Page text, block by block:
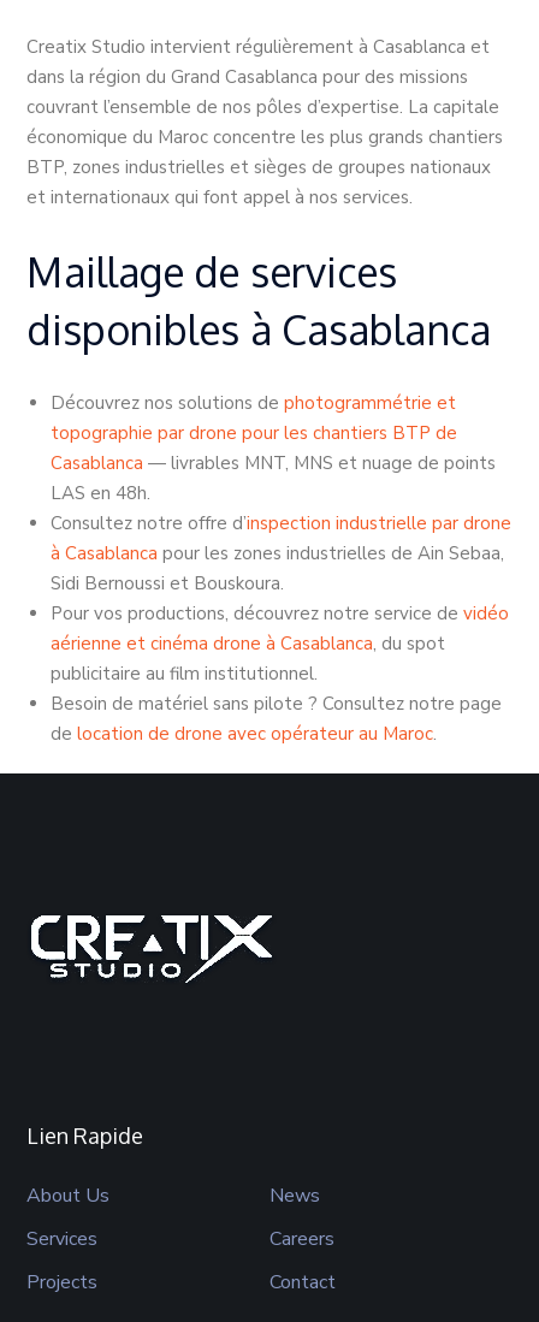
Creatix Studio intervient régulièrement à Casablanca et
dans la région du Grand Casablanca pour des missions
couvrant l’ensemble de nos pôles d’expertise. La capitale
économique du Maroc concentre les plus grands chantiers
BTP, zones industrielles et sièges de groupes nationaux
et internationaux qui font appel à nos services.
Maillage de services
disponibles à Casablanca
Découvrez nos solutions dephotogrammétrie et
topographie par drone pour les chantiers BTP de
Casablanca — livrables MNT, MNS et nuage de points
LAS en 48h.
Consultez notre offre d’inspection industrielle par drone
à Casablanca pour les zones industrielles de Ain Sebaa,
Sidi Bernoussi et Bouskoura.
Pour vos productions, découvrez notre service devidéo
aérienne et cinéma drone à Casablanca, du spot
publicitaire au film institutionnel.
Besoin de matériel sans pilote ? Consultez notre page
delocation de drone avec opérateur au Maroc.
Lien Rapide
About Us
News
Services
Careers
Projects
Contact